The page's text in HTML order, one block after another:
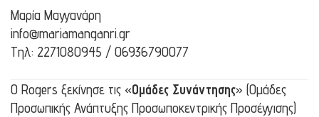
Μαρία Μαγγανάρη
info@mariamanganri.gr
Τηλ: 2271080945 / 06936790077
Ο Rogers ξεκίνησε τις «Ομάδες Συνάντησης» (Ομάδες
Προσωπικής Ανάπτυξης Προσωποκεντρικής Προσέγγισης)